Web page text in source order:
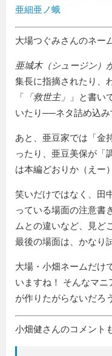
亜細亜ノ蛾
大場つぐみさんのネー
亜城木（シュージン）
集長に指摘されたり、
「
救世主 」と書い
いたり──ネタ詰め込み
あと、亜豆家では 金
ったり、亜豆美保が
は本編どおりか（えー
笑いだけではなく、田
っている場面の注意書
ムとの違いなど、見ど
最後の場面は、かなり
大場・小畑ネームだけ
いますね！ そんなマ
が作りたがらないだろ
小畑健さんのコメント